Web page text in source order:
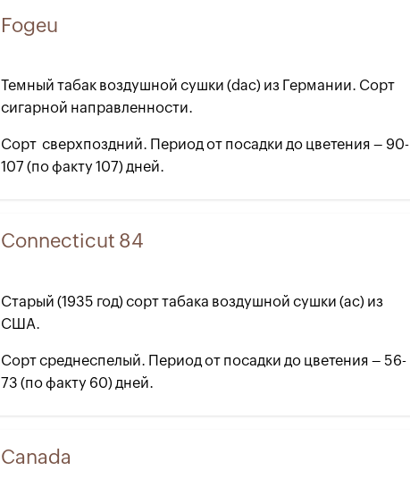
Fogeu
Темный табак воздушной сушки (dac) из Германии. Сорт
сигарной направленности.
Сорт сверхпоздний. Период от посадки до цветения – 90-
107 (по факту 107) дней.
Connecticut 84
Старый (1935 год) сорт табака воздушной сушки (ac) из
США.
Сорт среднеспелый. Период от посадки до цветения – 56-
73 (по факту 60) дней.
Canada